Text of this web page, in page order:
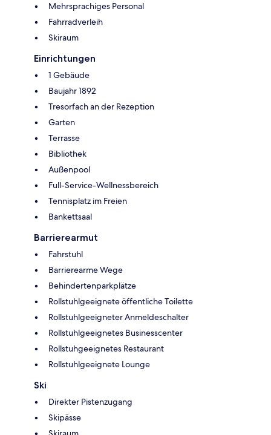
Mehrsprachiges Personal
Fahrradverleih
Skiraum
Einrichtungen
1 Gebäude
Baujahr 1892
Tresorfach an der Rezeption
Garten
Terrasse
Bibliothek
Außenpool
Full-Service-Wellnessbereich
Tennisplatz im Freien
Bankettsaal
Barrierearmut
Fahrstuhl
Barrierearme Wege
Behindertenparkplätze
Rollstuhlgeeignete öffentliche Toilette
Rollstuhlgeeigneter Anmeldeschalter
Rollstuhlgeeignetes Businesscenter
Rollstuhgeeignetes Restaurant
Rollstuhlgeeignete Lounge
Ski
Direkter Pistenzugang
Skipässe